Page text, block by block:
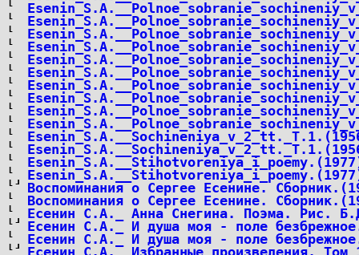
Воспоминания о Сергее Есенине.
Воспоминания о Сергее Есенине.
Есенин С.А._ Анна Снегина. Поэма. Рис.
Есенин С.А._ И душа моя - поле
Есенин С.А._ И душа моя - поле
Есенин С.А._ Избранные произведения.